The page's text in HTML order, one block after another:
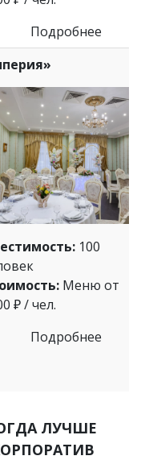
Подробнее
100
Меню от
₽ / чел.
Подробнее
ЛУЧШЕ